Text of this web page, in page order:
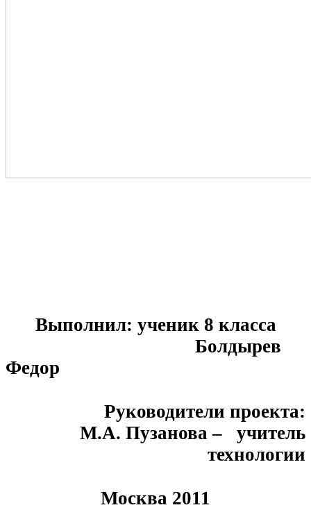
Выполнил: ученик 8 класса
Болдырев
Федор
Руководители проекта:
М.А. Пузанова – учитель
технологии
Москва 2011